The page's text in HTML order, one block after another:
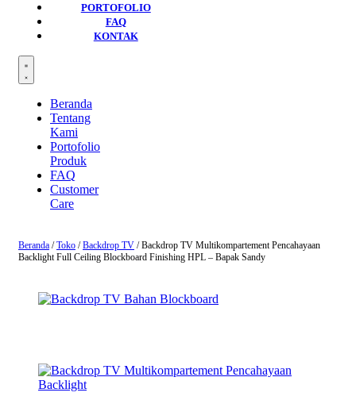
PORTOFOLIO
FAQ
KONTAK
Beranda
Tentang
Kami
Portofolio
Produk
FAQ
Customer
Care
Beranda /Toko /Backdrop TV / Backdrop TV Multikompartement Pencahayaan
Backlight Full Ceiling Blockboard Finishing HPL – Bapak Sandy